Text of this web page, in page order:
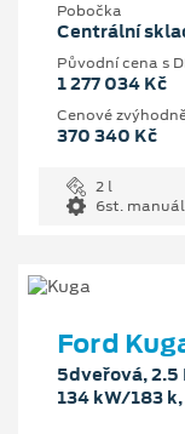
Pobočka
Centrální
Původní cena s
1 277 034 Kč
Cenové
370 340 Kč
2 l
6st.
Ford
5dveřová,
134 kW/183